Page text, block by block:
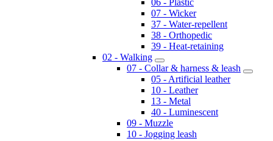
07 - Wicker
37 - Water-repellent
38 - Orthopedic
39 - Heat-retaining
02 - Walking
07 - Collar & harness & leash
05 - Artificial leather
10 - Leather
13 - Metal
40 - Luminescent
09 - Muzzle
10 - Jogging leash